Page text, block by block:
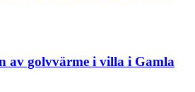
av golvvärme i villa i Gamla